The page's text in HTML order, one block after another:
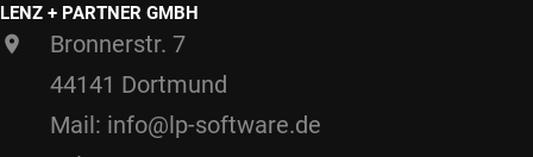
LENZ + PARTNER GMBH
Bronnerstr. 7
44141 Dortmund
Mail: info@lp-software.de